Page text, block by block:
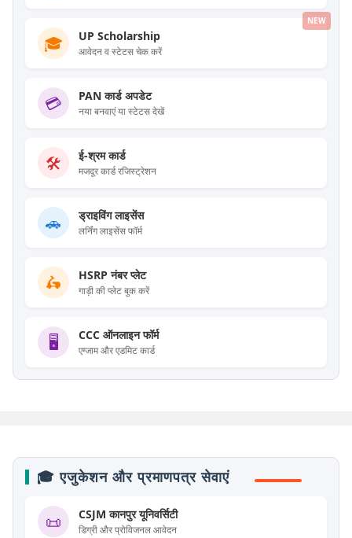
NEW
🎓 UP Scholarship
आवेदन व स्टेटस चेक करें
💳 PAN कार्ड अपडेट
नया बनवाएं या स्टेटस देखें
🛠️ ई-श्रम कार्ड
मजदूर कार्ड रजिस्ट्रेशन
🚗 ड्राइविंग लाइसेंस
लर्निंग लाइसेंस फॉर्म
🛵 HSRP नंबर प्लेट
गाड़ी की प्लेट बुक करें
🖥️ CCC ऑनलाइन फॉर्म
एग्जाम और एडमिट कार्ड
🎓 एजुकेशन और प्रमाणपत्र सेवाएं
📜 CSJM कानपुर यूनिवर्सिटी
डिग्री और प्रोविजनल आवेदन